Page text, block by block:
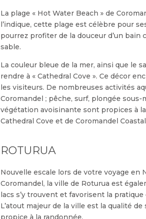
La plage « Hot Water Beach » de
l’indique, cette plage est célèbre pour
pourrez profiter de la douceur d’un
sable.
La couleur bleue de la mer, ainsi que le
rendre à « Cathedral Cove ». Ce décor
les visiteurs. De nombreuses activités
Coromandel ; pêche, surf, plongée
végétation avoisinante sont propices à
Cathedral Cove et de Coromandel
ROTURUA
Nouvelle escale lors de votre voyage en
Coromandel, la ville de Roturua est
lacs s’y trouvent et favorisent la
L’atout majeur de la ville est la qualité
propice à la randonnée.